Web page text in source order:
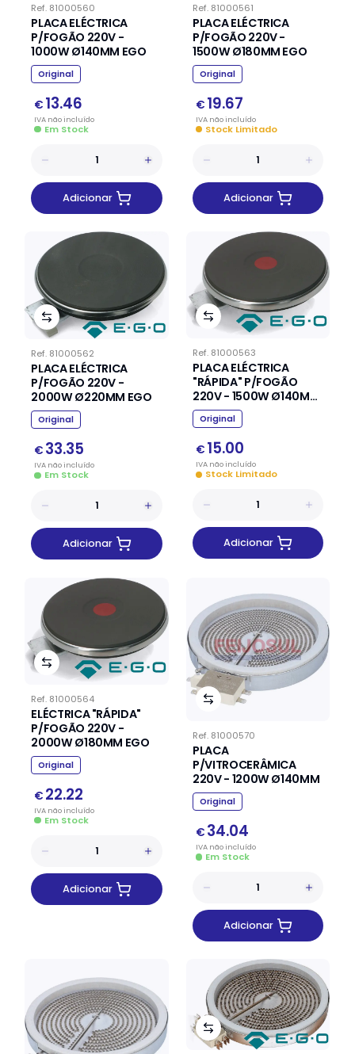
Ref. 81000560
PLACA ELÉCTRICA
P/FOGÃO 220V -
1000W Ø140MM EGO
Original
€ 13.46
IVA nãoincluído
Em Stock
Adicionar
Ref. 81000561
PLACA ELÉCTRICA
P/FOGÃO 220V -
1500W Ø180MM EGO
Original
€ 19.67
IVA nãoincluído
Stock Limitado
Adicionar
Ref. 81000562
PLACA ELÉCTRICA
P/FOGÃO 220V -
2000W Ø220MM EGO
Original
€ 33.35
IVA nãoincluído
Em Stock
Adicionar
Ref. 81000563
PLACA ELÉCTRICA
"RÁPIDA" P/FOGÃO
220V - 1500W Ø140MM
EGO
Original
€ 15.00
IVA nãoincluído
Stock Limitado
Adicionar
Ref. 81000564
ELÉCTRICA "RÁPIDA"
P/FOGÃO 220V -
2000W Ø180MM EGO
Original
€ 22.22
IVA nãoincluído
Em Stock
Adicionar
Ref. 81000570
PLACA
P/VITROCERÂMICA
220V - 1200W Ø140MM
Original
€ 34.04
IVA nãoincluído
Em Stock
Adicionar